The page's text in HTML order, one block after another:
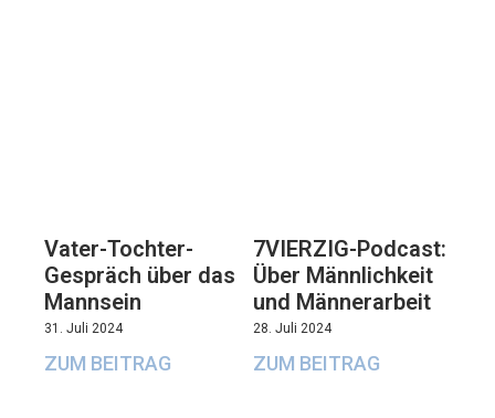
Vater-Tochter-
Gespräch über das
Mannsein
31. Juli 2024
ZUM BEITRAG
7VIERZIG-Podcast:
Über Männlichkeit
und Männerarbeit
28. Juli 2024
ZUM BEITRAG